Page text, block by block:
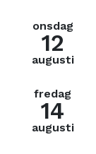
onsdag
12
augusti
fredag
14
augusti